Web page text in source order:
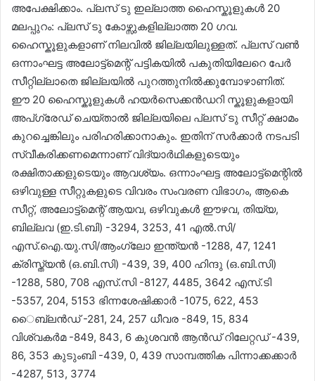
അപേക്ഷിക്കാം. പ്ലസ് ടു ഇല്ലാത്ത ഹൈസ്കൂളുകൾ 20
മലപ്പുറം: പ്ലസ് ടു കോഴ്സുകളില്ലാത്ത 20 ഗവ.
ഹൈസ്കൂളുകളാണ് നിലവിൽ ജില്ലയിലുള്ളത്. പ്ലസ് വൺ
ഒന്നാംഘട്ട അലോട്ട്മെന്റ് പട്ടികയിൽ പകുതിയിലേറെ പേർ
സീറ്റില്ലാതെ ജില്ലയിൽ പുറത്തുനിൽക്കുമ്പോഴാണിത്.
ഈ 20 ഹൈസ്കൂളുകൾ ഹയർസെക്കൻഡറി സ്കൂളുകളായി
അപ്ഗ്രേഡ് ചെയ്താൽ ജില്ലയിലെ പ്ലസ് ടു സീറ്റ് ക്ഷാമം
കുറച്ചെങ്കിലും പരിഹരിക്കാനാകും. ഇതിന് സർക്കാർ നടപടി
സ്വീകരിക്കണമെന്നാണ് വിദ്യാർഥികളുടെയും
രക്ഷിതാക്കളുടെയും ആവശ്യം. ഒന്നാംഘട്ട അലോട്ട്മെന്റിൽ
ഒഴിവുള്ള സീറ്റുകളുടെ വിവരം സംവരണ വിഭാഗം, ആകെ
സീറ്റ്, അലോട്ട്മെന്റ് ആയവ, ഒഴിവുകൾ ഈഴവ, തിയ്യ,
ബില്ലവ (ഇ.ടി.ബി) -3294, 3253, 41 എൽ.സി/
എസ്.ഐ.യു.സി/ആംഗ്ലോ ഇന്ത്യൻ -1288, 47, 1241
ക്രിസ്ത്യൻ (ഒ.ബി.സി) -439, 39, 400 ഹിന്ദു (ഒ.ബി.സി)
-1288, 580, 708 എസ്.സി -8127, 4485, 3642 എസ്.ടി
-5357, 204, 5153 ഭിന്നശേഷിക്കാർ -1075, 622, 453
ൈബ്ലൻഡ് -281, 24, 257 ധീവര -849, 15, 834
വിശ്വകർമ -849, 843, 6 കുശവൻ ആൻഡ് റിലേറ്റഡ് -439,
86, 353 കുടുംബി -439, 0, 439 സാമ്പത്തിക പിന്നാക്കക്കാർ
-4287, 513, 3774